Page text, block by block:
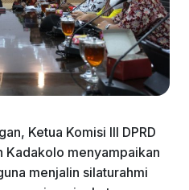
Ketua Komisi III DPRD
Kadakolo menyampaikan
menjalin silaturahmi